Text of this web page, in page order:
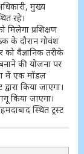
मुख्य
रहे।
मिलेगा प्रशिक्षण
के दौरान गोवंश
को वैज्ञानिक तरीके
की योजना पर
में एक मॉडल
किया जाएगा।
किया जाएगा।
स्थित ट्रस्ट